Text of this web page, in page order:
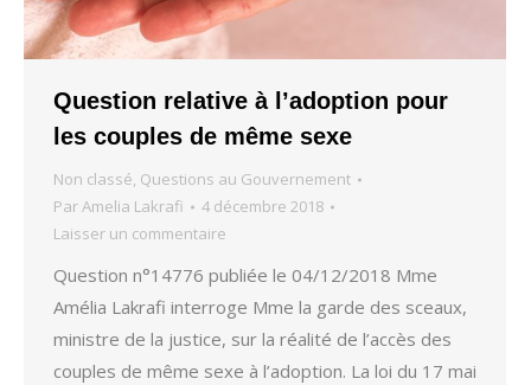
Question relative à l’adoption pour
les couples de même sexe
Non classé, Questions au Gouvernement
ParAmelia Lakrafi
4 décembre 2018
Laisser un commentaire
Question n°14776 publiée le 04/12/2018 Mme
Amélia Lakrafi interroge Mme la garde des sceaux,
ministre de la justice, sur la réalité de l’accès des
couples de même sexe à l’adoption. La loi du 17 mai